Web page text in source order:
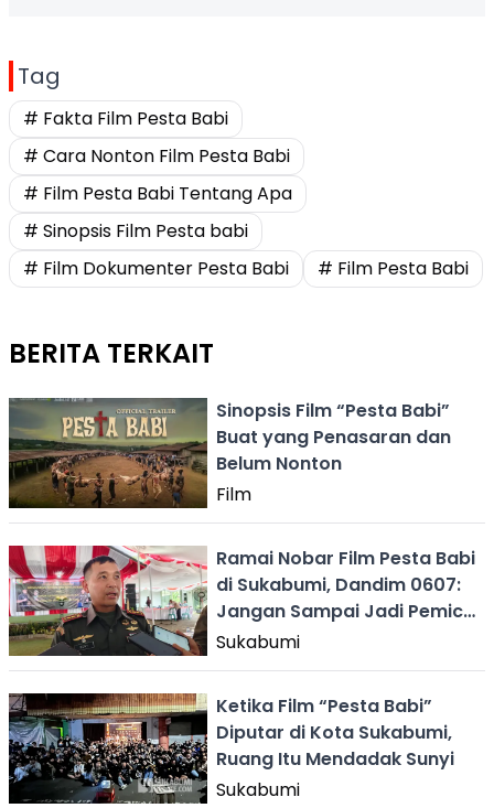
Tag
# Fakta Film Pesta Babi
# Cara Nonton Film Pesta Babi
# Film Pesta Babi Tentang Apa
# Sinopsis Film Pesta babi
# Film Dokumenter Pesta Babi
# Film Pesta Babi
BERITA TERKAIT
Sinopsis Film “Pesta Babi”
Buat yang Penasaran dan
Belum Nonton
Film
Ramai Nobar Film Pesta Babi
di Sukabumi, Dandim 0607:
Jangan Sampai Jadi Pemicu
Polemik
Sukabumi
Ketika Film “Pesta Babi”
Diputar di Kota Sukabumi,
Ruang Itu Mendadak Sunyi
Sukabumi